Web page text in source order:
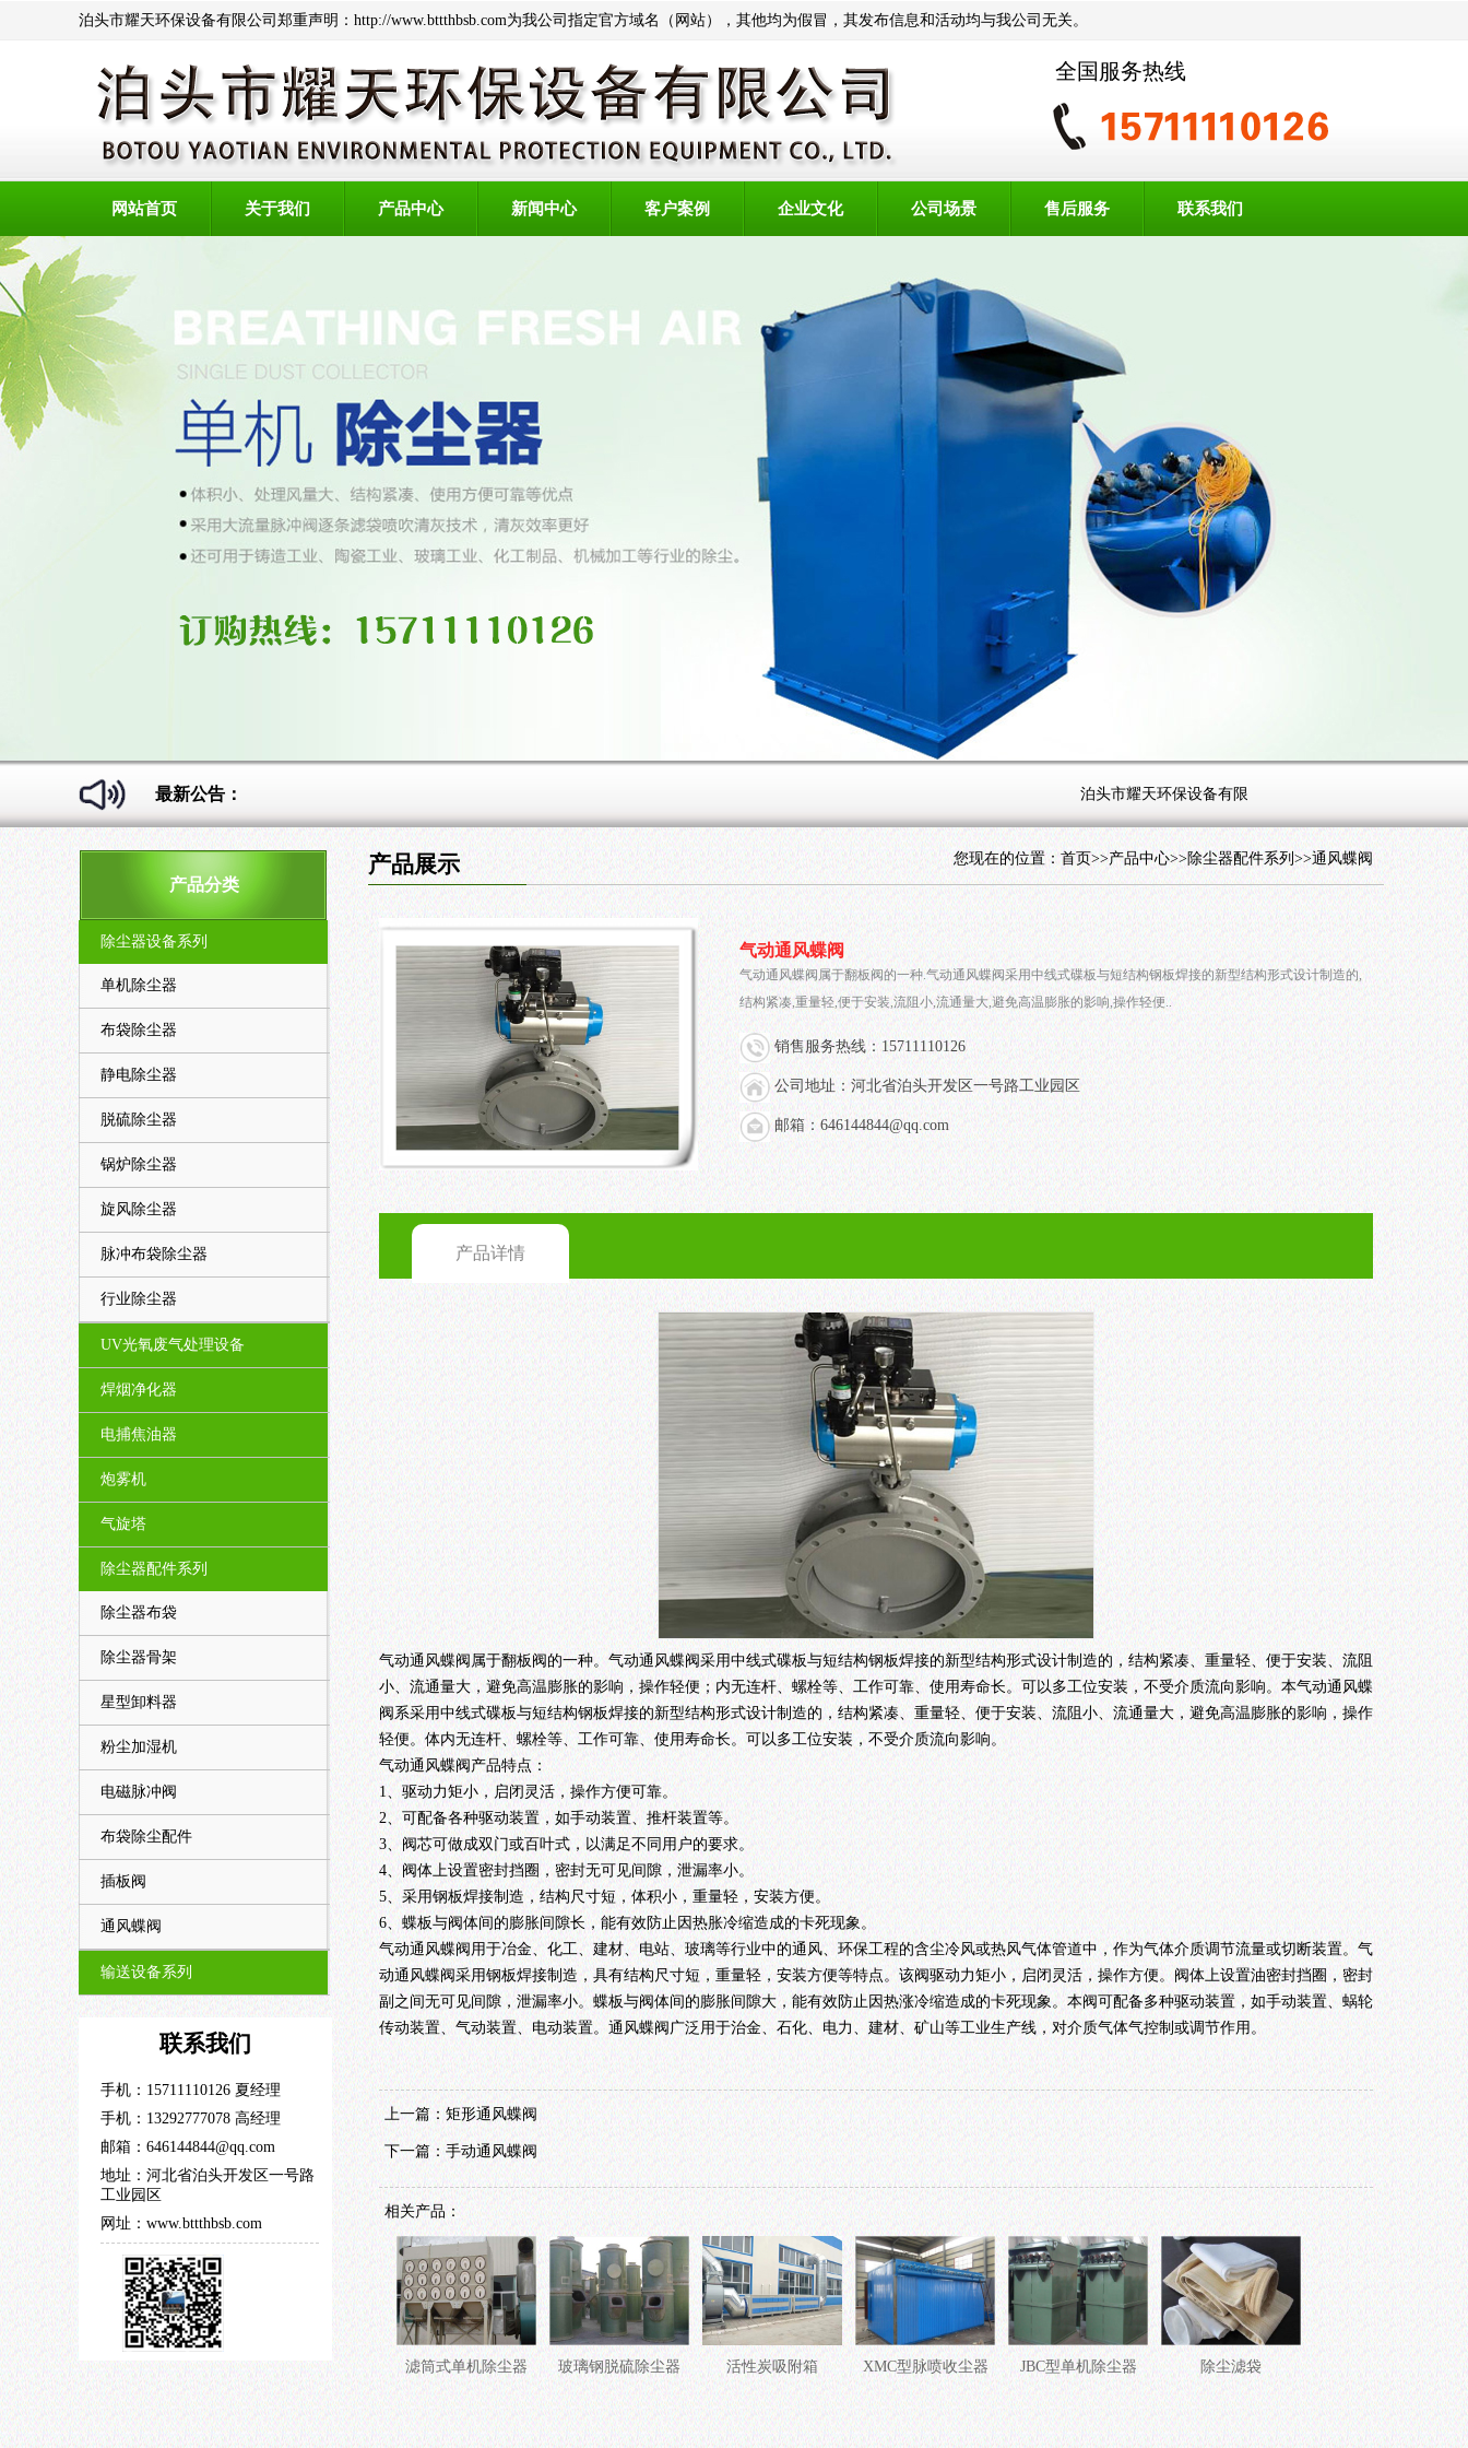
泊头市耀天环保设备有限公司郑重声明：http://www.bttthbsb.com为我公司指定官方域名（网站），其他均为假冒，其发布信息和活动均与我公司无关。
全国服务热线
网站首页 关于我们 产品中心 新闻中心 客户案例 企业文化 公司场景 售后服务 联系我们
最新公告： 泊头市耀天环保设备有限公司主要销售单机除尘器,UV光氧
产品分类
除尘器设备系列
单机除尘器
布袋除尘器
静电除尘器
脱硫除尘器
锅炉除尘器
旋风除尘器
脉冲布袋除尘器
行业除尘器
UV光氧废气处理设备
焊烟净化器
电捕焦油器
炮雾机
气旋塔
除尘器配件系列
除尘器布袋
除尘器骨架
星型卸料器
粉尘加湿机
电磁脉冲阀
布袋除尘配件
插板阀
通风蝶阀
输送设备系列
联系我们
手机：15711110126 夏经理
手机：13292777078 高经理
邮箱：646144844@qq.com
地址：河北省泊头开发区一号路
工业园区
网址：www.bttthbsb.com
产品展示 您现在的位置： 首页>>产品中心>>除尘器配件系列>>通风蝶阀
气动通风蝶阀
气动通风蝶阀属于翻板阀的一种.气动通风蝶阀采用中线式碟板与短结构钢板焊接的新型结构形式设计制造的,
结构紧凑,重量轻,便于安装,流阻小,流通量大,避免高温膨胀的影响,操作轻便..
销售服务热线：15711110126
公司地址：河北省泊头开发区一号路工业园区
邮箱：646144844@qq.com
产品详情
气动通风蝶阀 属于翻板阀的一种。气动通风蝶阀采用中线式碟板与短结构钢板焊接的新型结构形式设计制造的，结构紧凑、重量轻、便于安装、流阻
小、流通量大，避免高温膨胀的影响，操作轻便；内无连杆、螺栓等、工作可靠、使用寿命长。可以多工位安装，不受介质流向影响。本气动通风蝶
阀系采用中线式碟板与短结构钢板焊接的新型结构形式设计制造的，结构紧凑、重量轻、便于安装、流阻小、流通量大，避免高温膨胀的影响，操作
轻便。体内无连杆、螺栓等、工作可靠、使用寿命长。可以多工位安装，不受介质流向影响。
气动通风蝶阀产品特点：
1、驱动力矩小，启闭灵活，操作方便可靠。
2、可配备各种驱动装置，如手动装置、推杆装置等。
3、阀芯可做成双门或百叶式，以满足不同用户的要求。
4、阀体上设置密封挡圈，密封无可见间隙，泄漏率小。
5、采用钢板焊接制造，结构尺寸短，体积小，重量轻，安装方便。
6、蝶板与阀体间的膨胀间隙长，能有效防止因热胀冷缩造成的卡死现象。
气动通风蝶阀用于冶金、化工、建材、电站、玻璃等行业中的通风、环保工程的含尘冷风或热风气体管道中，作为气体介质调节流量或切断装置。气
动通风蝶阀采用钢板焊接制造，具有结构尺寸短，重量轻，安装方便等特点。该阀驱动力矩小，启闭灵活，操作方便。阀体上设置油密封挡圈，密封
副之间无可见间隙，泄漏率小。蝶板与阀体间的膨胀间隙大，能有效防止因热涨冷缩造成的卡死现象。本阀可配备多种驱动装置，如手动装置、蜗轮
传动装置、气动装置、电动装置。通风蝶阀广泛用于治金、石化、电力、建材、矿山等工业生产线，对介质气体气控制或调节作用。
上一篇： 矩形通风蝶阀
下一篇：手动通风蝶阀
相关产品：
滤筒式单机除尘器 玻璃钢脱硫除尘器 活性炭吸附箱 XMC型脉喷收尘器 JBC型单机除尘器 除尘滤袋